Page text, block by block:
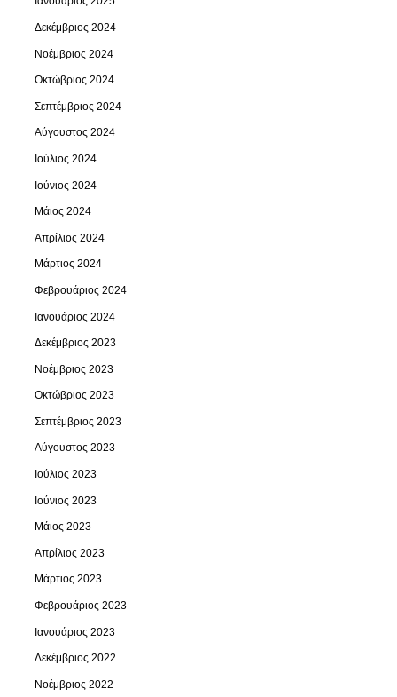
Δεκέμβριος 2024
Νοέμβριος 2024
Οκτώβριος 2024
Σεπτέμβριος 2024
Αύγουστος 2024
Ιούλιος 2024
Ιούνιος 2024
Μάιος 2024
Απρίλιος 2024
Μάρτιος 2024
Φεβρουάριος 2024
Ιανουάριος 2024
Δεκέμβριος 2023
Νοέμβριος 2023
Οκτώβριος 2023
Σεπτέμβριος 2023
Αύγουστος 2023
Ιούλιος 2023
Ιούνιος 2023
Μάιος 2023
Απρίλιος 2023
Μάρτιος 2023
Φεβρουάριος 2023
Ιανουάριος 2023
Δεκέμβριος 2022
Νοέμβριος 2022